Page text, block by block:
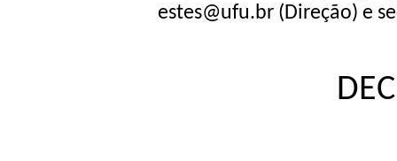
estes@ufu.br (Direção) e